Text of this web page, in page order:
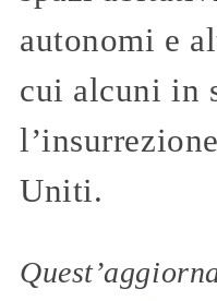
autonomi e
cui alcuni in
Uniti.